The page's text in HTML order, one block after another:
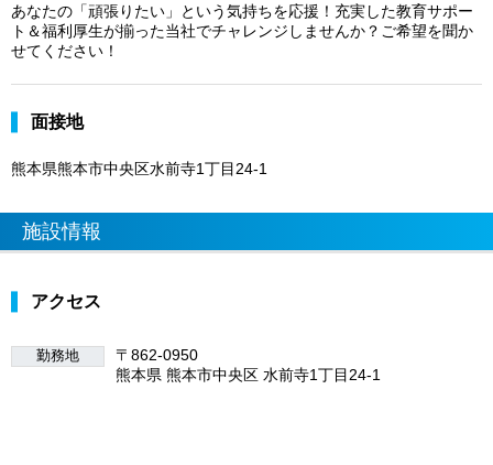
あなたの「頑張りたい」という気持ちを応援！充実した教育サポー
ト＆福利厚生が揃った当社でチャレンジしませんか？ご希望を聞か
せてください！
面接地
熊本県熊本市中央区水前寺1丁目24-1
施設情報
アクセス
勤務地
〒862-0950
熊本県 熊本市中央区 水前寺1丁目24-1